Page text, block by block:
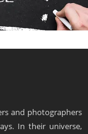
and photographers
In their universe,